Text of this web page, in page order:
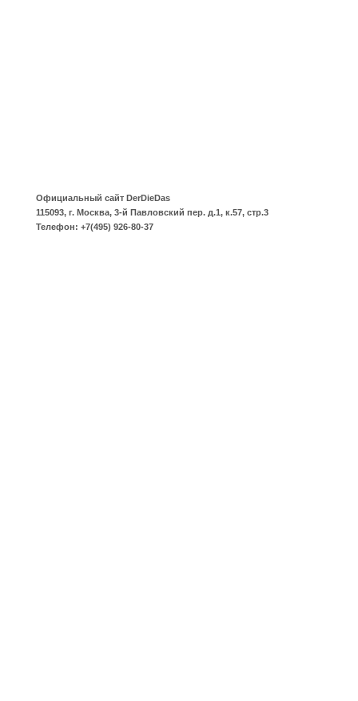
Официальный сайт DerDieDas
115093, г. Москва, 3-й Павловский пер. д.1, к.57, стр.3
Телефон: +7(495) 926-80-37